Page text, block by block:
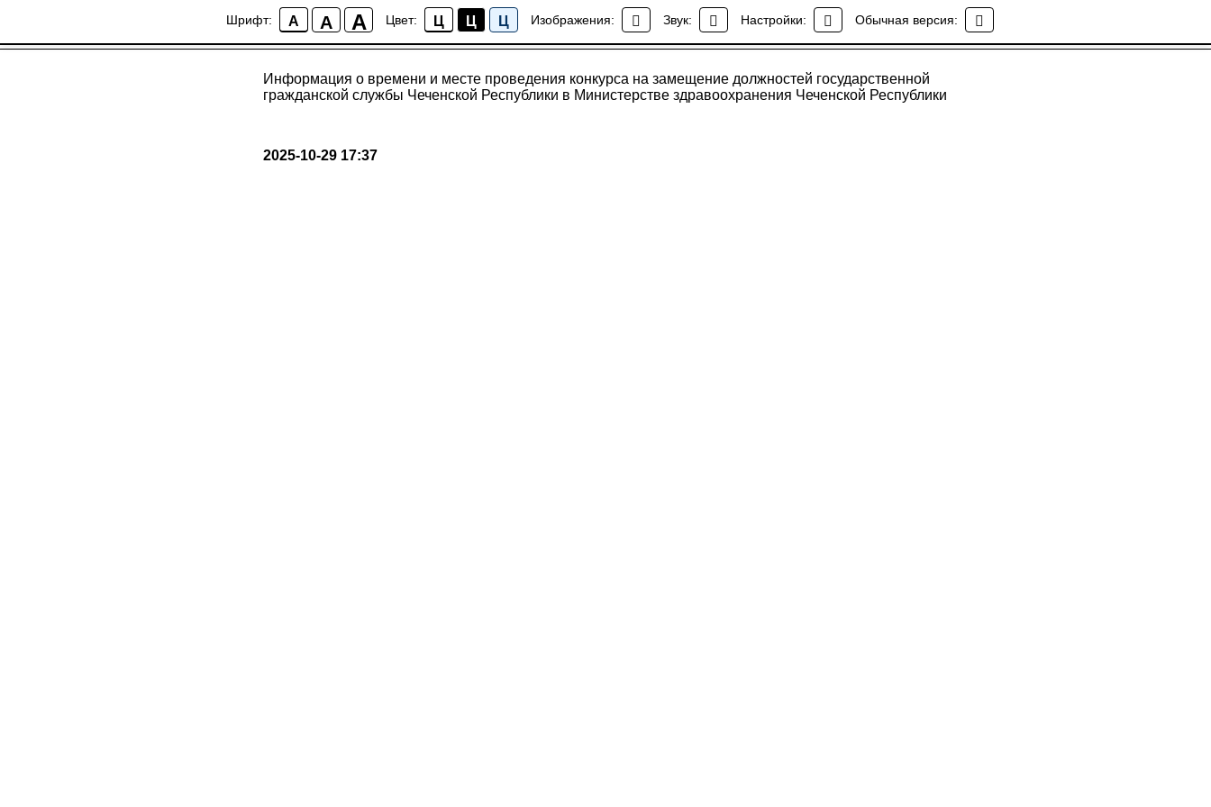
Шрифт: A A A Цвет: Ц Ц Ц Изображения: Звук: Настройки: Обычная версия:
Кадровое обеспечение
Информация о времени и месте проведения конкурса на замещение должностей
государственной гражданской службы Чеченской Республики в Министерстве
здравоохранения Чеченской Республики
Информация о времени и месте проведения конкурса на замещение должностей государственной
гражданской службы Чеченской Республики в Министерстве здравоохранения Чеченской Республики
2025-10-29 17:37